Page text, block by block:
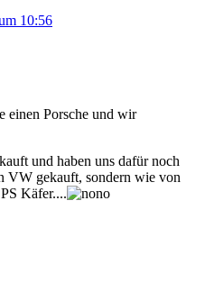
10:56
einen Porsche und wir
und haben uns dafür noch
VW gekauft, sondern wie von
Käfer....